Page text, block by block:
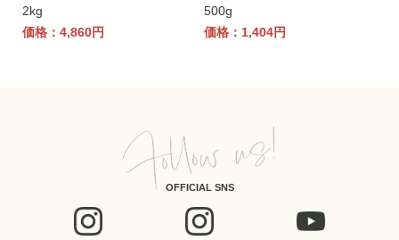
2kg
価格：4,860円
500g
価格：1,404円
OFFICIAL SNS